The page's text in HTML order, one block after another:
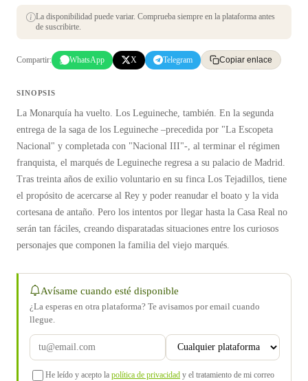
La disponibilidad puede variar. Comprueba siempre en la plataforma antes
de suscribirte.
Compartir: WhatsApp X Telegram Copiar enlace
SINOPSIS
La Monarquía ha vuelto. Los Leguineche, también. En la segunda
entrega de la saga de los Leguineche –precedida por "La Escopeta
Nacional" y completada con "Nacional III"-, al terminar el régimen
franquista, el marqués de Leguineche regresa a su palacio de Madrid.
Tras treinta años de exilio voluntario en su finca Los Tejadillos, tiene
el propósito de acercarse al Rey y poder reanudar el boato y la vida
cortesana de antaño. Pero los intentos por llegar hasta la Casa Real no
serán tan fáciles, creando disparatadas situaciones entre los curiosos
personajes que componen la familia del viejo marqués.
Avísame cuando esté disponible
¿La esperas en otra plataforma? Te avisamos por email cuando
llegue.
He leído y acepto la política de privacidad y el tratamiento de mi correo